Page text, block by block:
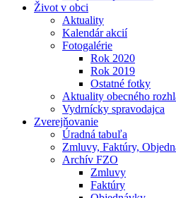
Život v obci
Aktuality
Kalendár akcií
Fotogalérie
Rok 2020
Rok 2019
Ostatné fotky
Aktuality obecného
Vydrnícky spravodajca
Zverejňovanie
Úradná tabuľa
Zmluvy, Faktúry,
Archív FZO
Zmluvy
Faktúry